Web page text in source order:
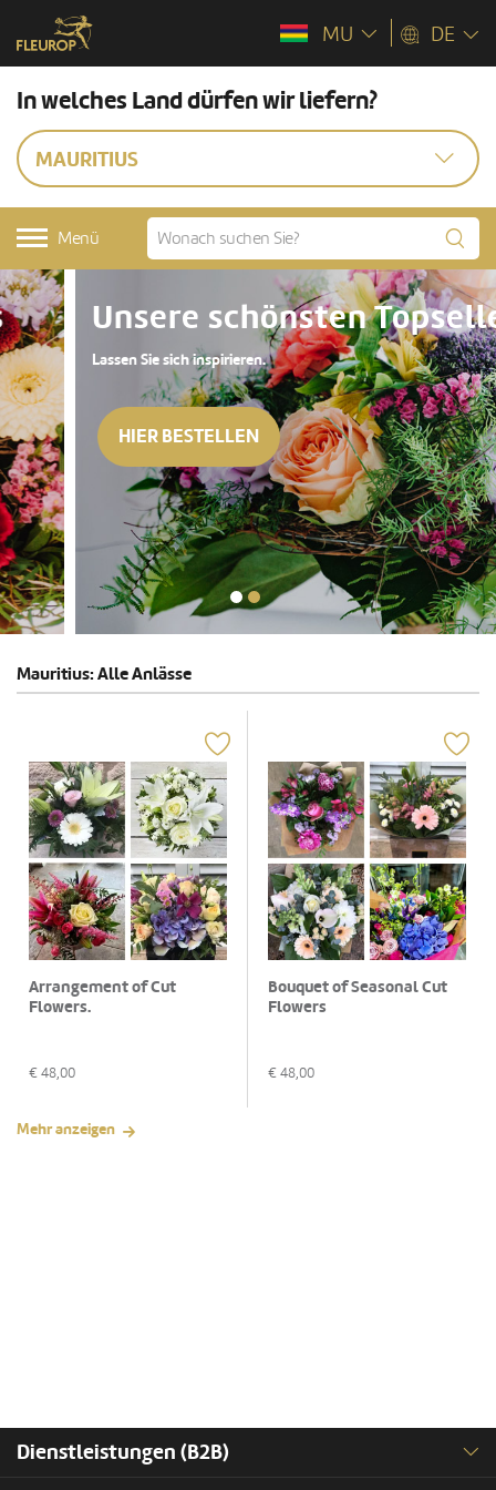
MU DE
In welches Land dürfen wir liefern?
MAURITIUS
Menü
Unsere schönsten Topseller
Lassen Sie sich inspirieren.
HIER BESTELLEN
Mauritius: Alle Anlässe
Arrangement of Cut
Flowers.
€ 48,00
Bouquet of Seasonal Cut
Flowers
€ 48,00
Mehr anzeigen
Dienstleistungen (B2B)